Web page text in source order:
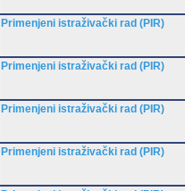
Primenjeni istraživački rad (PIR)
Primenjeni istraživački rad (PIR)
Primenjeni istraživački rad (PIR)
Primenjeni istraživački rad (PIR)